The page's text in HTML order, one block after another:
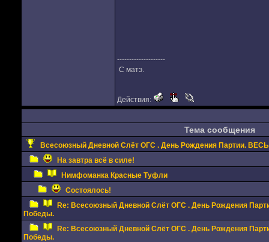
--------------------
С матэ.
Действия:
Тема сообщения
Всесоюзный Дневной Слёт ОГС . День Рождения Партии.
На завтра всё в силе!
Нимфоманка Красные Туфли
Состоялось!
Re: Всесоюзный Дневной Слёт ОГС . День Рождения
Победы.
Re: Всесоюзный Дневной Слёт ОГС . День Рождения
Победы.